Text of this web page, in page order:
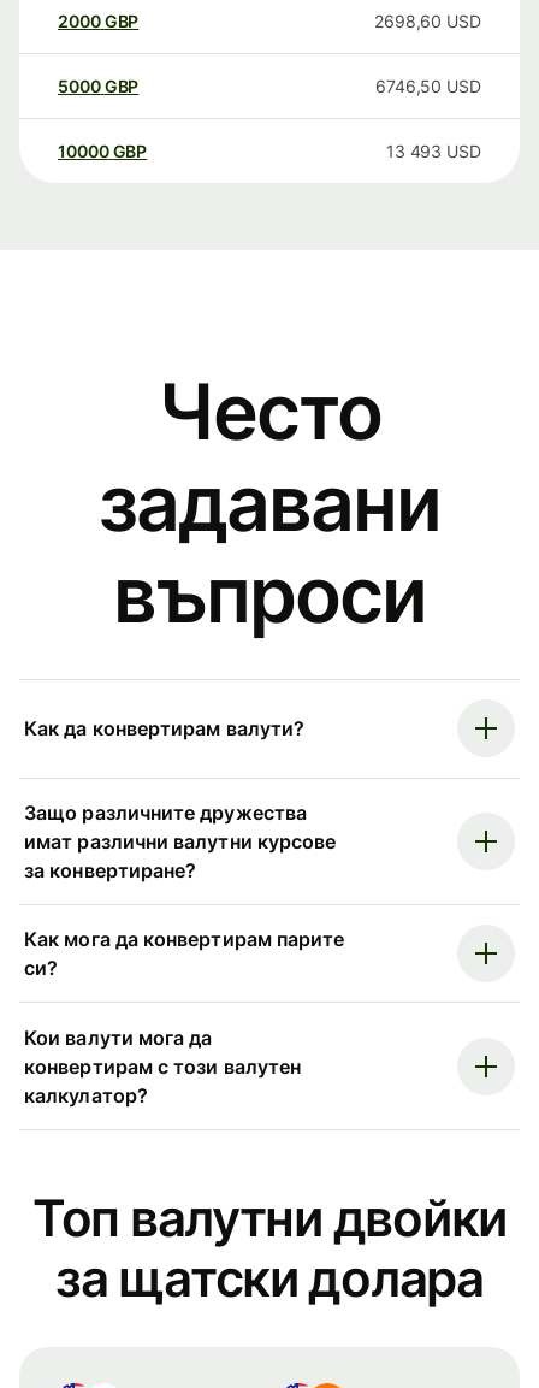
2000GBP 2698,60 USD
5000GBP 6746,50 USD
10000 GBP 13 493 USD
Често
задавани
въпроси
Как да конвертирам валути?
Защо различните дружества
имат различни валутни курсове
за конвертиране?
Как мога да конвертирам парите
си?
Кои валути мога да
конвертирам с този валутен
калкулатор?
Топ валутни двойки
за щатски долара